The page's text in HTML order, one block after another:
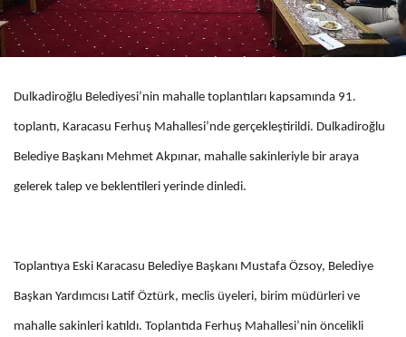
Dulkadiroğlu Belediyesi’nin mahalle toplantıları kapsamında 91.
toplantı, Karacasu Ferhuş Mahallesi’nde gerçekleştirildi. Dulkadiroğlu
Belediye Başkanı Mehmet Akpınar, mahalle sakinleriyle bir araya
gelerek talep ve beklentileri yerinde dinledi.
Toplantıya Eski Karacasu Belediye Başkanı Mustafa Özsoy, Belediye
Başkan Yardımcısı Latif Öztürk, meclis üyeleri, birim müdürleri ve
mahalle sakinleri katıldı. Toplantıda Ferhuş Mahallesi’nin öncelikli